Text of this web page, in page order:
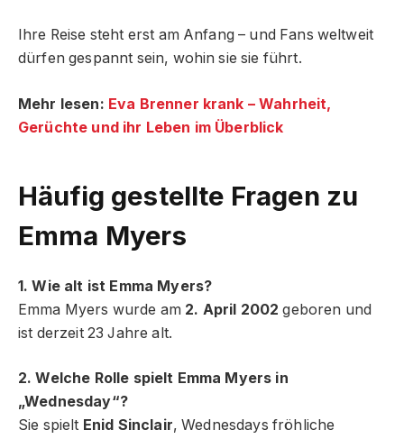
Ihre Reise steht erst am Anfang – und Fans weltweit
dürfen gespannt sein, wohin sie sie führt.
Mehr lesen: Eva Brenner krank – Wahrheit,
Gerüchte und ihr Leben im Überblick
Häufig gestellte Fragen zu
Emma Myers
1. Wie alt ist Emma Myers?
Emma Myers wurde am 2. April 2002 geboren und
ist derzeit 23 Jahre alt.
2. Welche Rolle spielt Emma Myers in
„Wednesday“?
Sie spielt Enid Sinclair, Wednesdays fröhliche